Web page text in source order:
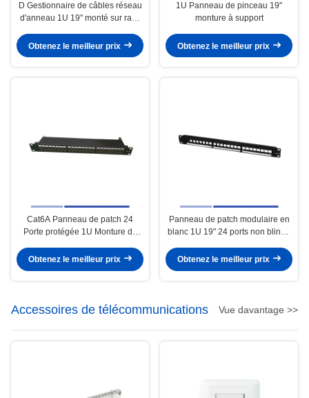
D Gestionnaire de câbles réseau
d'anneau 1U 19" monté sur rack
horizontaux
Obtenez le meilleur prix
1U Panneau de pinceau 19"
monture à support
Obtenez le meilleur prix
Cat6A Panneau de patch 24
Porte protégée 1U Monture de
câblage
Obtenez le meilleur prix
Panneau de patch modulaire en
blanc 1U 19" 24 ports non blindé
Obtenez le meilleur prix
Accessoires de télécommunications Vue davantage >>